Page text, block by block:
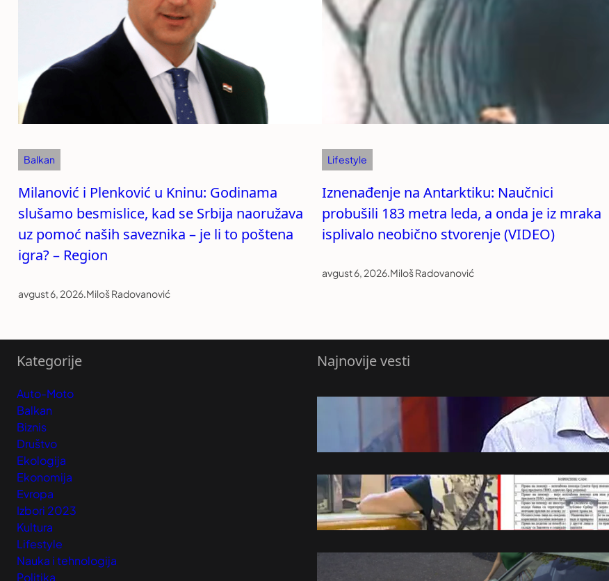
Balkan
Milanović i Plenković u Kninu: Godinama
slušamo besmislice, kad se Srbija naoružava
uz pomoć naših saveznika – je li to poštena
igra? – Region
avgust 6, 2026.Miloš Radovanović
Lifestyle
Iznenađenje na Antarktiku: Naučnici
probušili 183 metra leda, a onda je iz mraka
isplivalo neobično stvorenje (VIDEO)
avgust 6, 2026.Miloš Radovanović
Kategorije
Auto-Moto
Balkan
Biznis
Društvo
Ekologija
Ekonomija
Evropa
Izbori 2023
Kultura
Lifestyle
Nauka i tehnologija
Politika
Najnovije vesti
Opozicione stranke o napadu na
Filipovića: Nasilje izmaklo kontroli,
uobičajeno nereagovanje policije
Planuli turistički vaučeri: Podeljeno svih
30.000, evo gde penzioneri najviše
putuju
avgust 6, 2026
Kada se bira kvalitet i sigurnost – Škoda
ostaje među najpoželjnijim izborima